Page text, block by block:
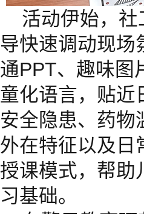
活动伊始，
导快速调动现场
通PPT、趣味图
童化语言，贴近
安全隐患、药物
外在特征以及日
授课模式，帮助
习基础。